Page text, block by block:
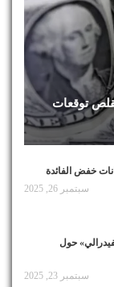
توقعات
خفض الفائدة
سبتمبر 26, 2025
حول
سبتمبر 23, 2025